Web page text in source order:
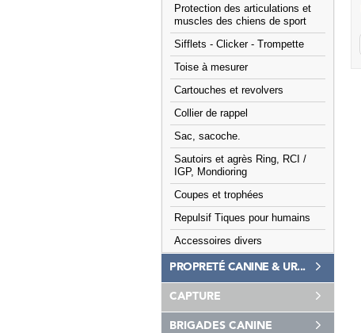
Protection des articulations et
muscles des chiens de sport
Sifflets - Clicker - Trompette
Toise à mesurer
Cartouches et revolvers
Collier de rappel
Sac, sacoche.
Sautoirs et agrès Ring, RCI /
IGP, Mondioring
Coupes et trophées
Repulsif Tiques pour humains
Accessoires divers
PROPRETÉ CANINE & UR...
CAPTURE
BRIGADES CANINE